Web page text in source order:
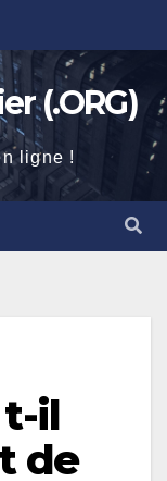
(.ORG)
ligne !
t-il
de